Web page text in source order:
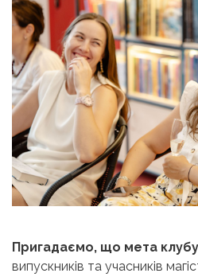
Пригадаємо, що мета клубу
випускників та учасників